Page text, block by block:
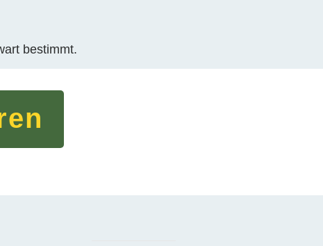
bestimmt.